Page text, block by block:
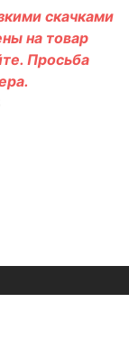
скачками
на товар
Просьба